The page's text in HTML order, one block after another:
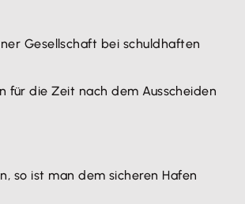
Gesellschaft bei schuldhaften
für die Zeit nach dem Ausscheiden
so ist man dem sicheren Hafen